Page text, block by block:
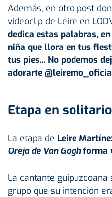
Además, en otro post
videoclip de Leire en
dedica estas palabras,
niña que llora en tus
tus pies... No podemos
adorarte
Etapa en solitario
La etapa de Leire
Oreja de Van Goghforma
La cantante
grupo que su intención